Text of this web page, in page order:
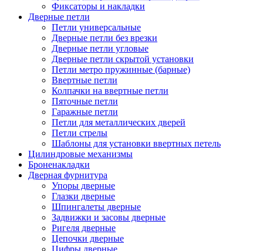
Фиксаторы и накладки
Дверные петли
Петли универсальные
Дверные петли без врезки
Дверные петли угловые
Дверные петли скрытой установки
Петли метро пружинные (барные)
Ввертные петли
Колпачки на ввертные петли
Пяточные петли
Гаражные петли
Петли для металлических дверей
Петли стрелы
Шаблоны для установки ввертных петель
Цилиндровые механизмы
Броненакладки
Дверная фурнитура
Упоры дверные
Глазки дверные
Шпингалеты дверные
Задвижки и засовы дверные
Ригеля дверные
Цепочки дверные
Цифры дверные